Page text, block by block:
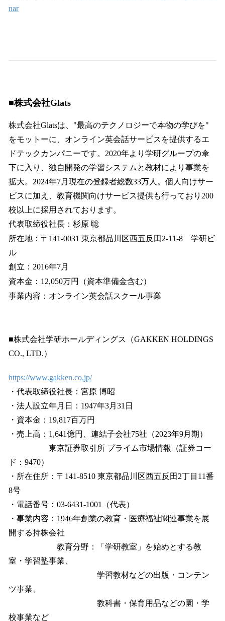
nar
■株式会社Glats
株式会社Glatsは、"最高のテクノロジーで本物の学びを"
をモットーに、オンライン英会話サービスを提供するエ
ドテックカンパニーです。2020年より学研グループの傘
下に入り、独自開発の学習システムと教材により事業を
拡大。2024年7月現在の登録者総数33万人。個人向けサー
ビスに加え、教育機関向けサービス提供も行っており200
校以上に採用されております。
代表取締役社長：杉原 聡
所在地：〒141-0031 東京都品川区西五反田2-11-8 学研ビ
ル
創立：2016年7月
資本金：12,050万円（資本準備金含む）
事業内容：オンライン英会話スクール事業
■株式会社学研ホールディングス（GAKKEN HOLDINGS
CO., LTD.）
https://www.gakken.co.jp/
・代表取締役社長：宮原 博昭
・法人設立年月日：1947年3月31日
・資本金：19,817百万円
・売上高：1,641億円、連結子会社75社（2023年9月期）
東京証券取引所 プライム市場情報（証券コー
ド：9470）
・所在住所：〒141-8510 東京都品川区西五反田2丁目11番
8号
・電話番号：03-6431-1001（代表）
・事業内容：1946年創業の教育・医療福祉関連事業を展
開する持株会社
教育分野：「学研教室」を始めとする教
室・学習塾事業、
学習教材などの出版・コンテン
ツ事業、
教科書・保育用品などの園・学
校事業など